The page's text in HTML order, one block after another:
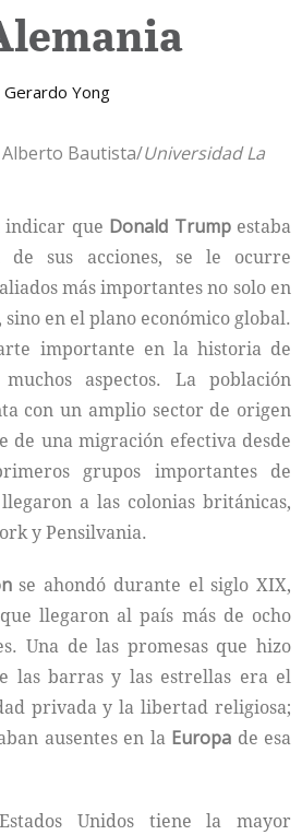
Gerardo Yong
Bautista/Universidad La
indicar que Donald Trumpestaba
de sus acciones, se le ocurre
más importantes no solo en
en el plano económico global.
importante en la historia de
aspectos. La población
con un amplio sector de origen
de una migración efectiva desde
grupos importantes de
llegaron a las colonias británicas,
y Pensilvania.
se ahondó durante el siglo XIX,
llegaron al país más de ocho
Una de las promesas que hizo
las barras y las estrellas era el
privada y la libertad religiosa;
ausentes en la Europa de esa
Unidos tiene la mayor